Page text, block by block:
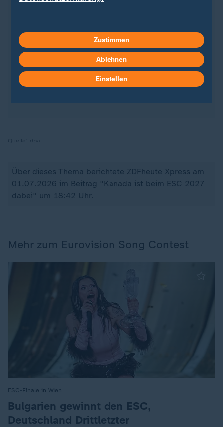
Mit ZDFheute als hinterlegter Quelle bekommen
Sie unsere Inhalte häufiger in die Schlagzeilen-Box
gespielt - geprüfte Inhalte, direkt in Ihrem
Überblick.
Über dieses Thema berichtete ZDFheute Xpress am
01.07.2026 im Beitrag "Kanada ist beim ESC 2027
dabei" um 18:42 Uhr.
Mehr zum Eurovision Song Contest
ESC-Finale in Wien
:
Bulgarien gewinnt den ESC,
Deutschland Drittletzter
Zustimmen
Ablehnen
Einstellen